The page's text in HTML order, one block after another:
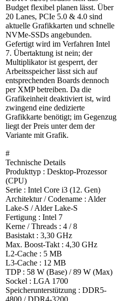
Budget flexibel planen lässt. Über
20 Lanes, PCIe 5.0 & 4.0 sind
aktuelle Grafikkarten und schnelle
NVMe-SSDs angebunden.
Gefertigt wird im Verfahren Intel
7. Übertaktung ist nein; der
Multiplikator ist gesperrt, der
Arbeitsspeicher lässt sich auf
entsprechenden Boards dennoch
per XMP betreiben. Da die
Grafikeinheit deaktiviert ist, wird
zwingend eine dedizierte
Grafikkarte benötigt; im Gegenzug
liegt der Preis unter dem der
Variante mit Grafik.
#
Technische Details
Produkttyp : Desktop-Prozessor
(CPU)
Serie : Intel Core i3 (12. Gen)
Architektur / Codename : Alder
Lake-S / Alder Lake-S
Fertigung : Intel 7
Kerne / Threads : 4 / 8
Basistakt : 3,30 GHz
Max. Boost-Takt : 4,30 GHz
L2-Cache : 5 MB
L3-Cache : 12 MB
TDP : 58 W (Base) / 89 W (Max)
Sockel : LGA 1700
Speicherunterstützung : DDR5-
4800 / DDR4-3200